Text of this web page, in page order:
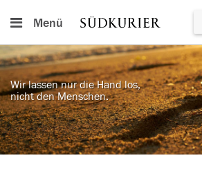
Menü
Wir lassen nur die Hand los,
nicht den Menschen.